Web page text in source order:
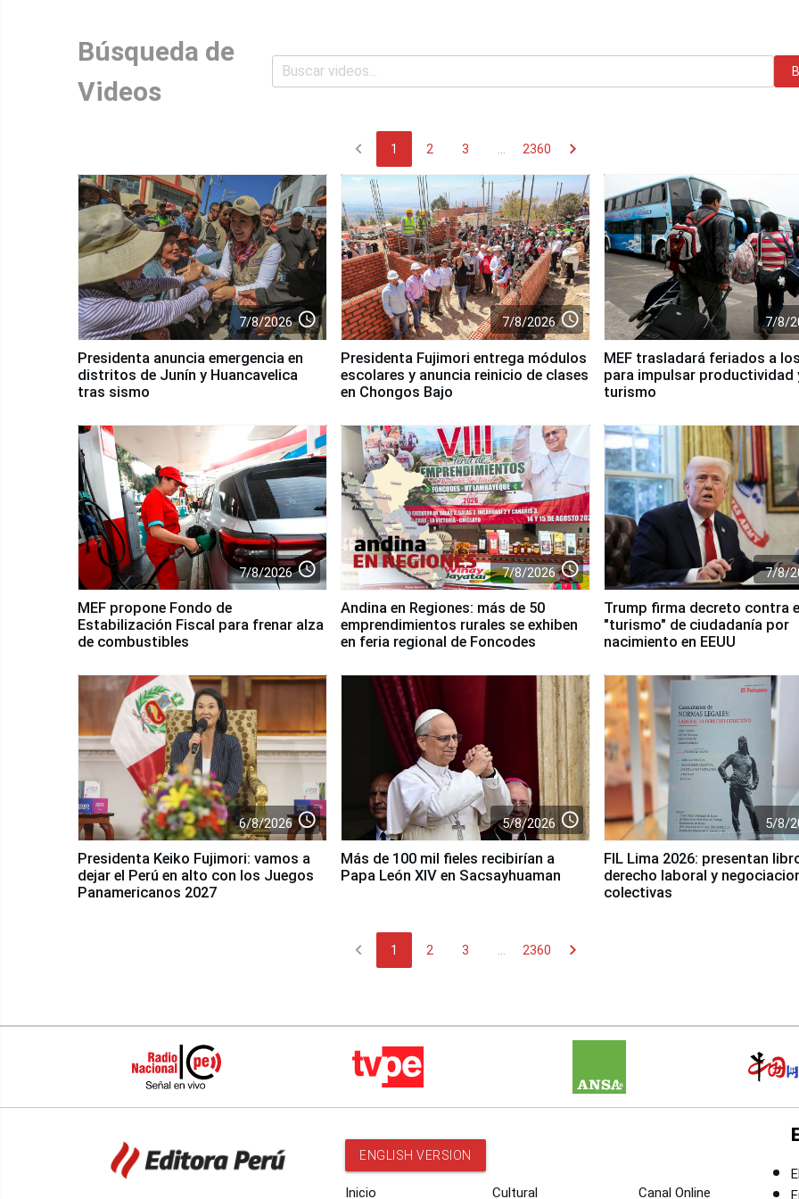
Búsqueda de
Videos
chevron_left 1 2 3 ... 2360 chevron_right
7/8/2026 access_time
Presidenta anuncia emergencia en
distritos de Junín y Huancavelica
tras sismo
7/8/2026 access_time
Presidenta Fujimori entrega módulos
escolares y anuncia reinicio de clases
en Chongos Bajo
7/8/
MEF trasladará feriados a
para impulsar productividad
turismo
7/8/2026 access_time
MEF propone Fondo de
Estabilización Fiscal para frenar alza
de combustibles
7/8/2026 access_time
Andina en Regiones: más de 50
emprendimientos rurales se exhiben
en feria regional de Foncodes
7/8/
Trump firma decreto contra el
"turismo" de ciudadanía por
nacimiento en EEUU
6/8/2026 access_time
Presidenta Keiko Fujimori: vamos a
dejar el Perú en alto con los Juegos
Panamericanos 2027
5/8/2026 access_time
Más de 100 mil fieles recibirían a
Papa León XIV en Sacsayhuaman
5/8/
FIL Lima 2026: presentan
derecho laboral y
colectivas
chevron_left 1 2 3 2360 chevron_right
ENGLISH VERSION
Inicio Cultural Canal Online